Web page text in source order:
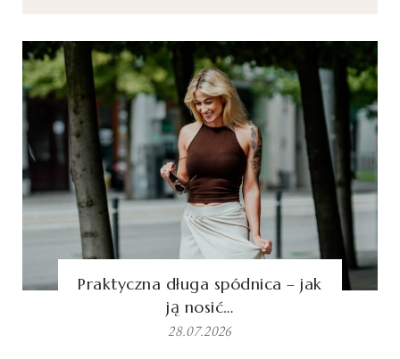
Praktyczna długa spódnica – jak
ją nosić…
28.07.2026